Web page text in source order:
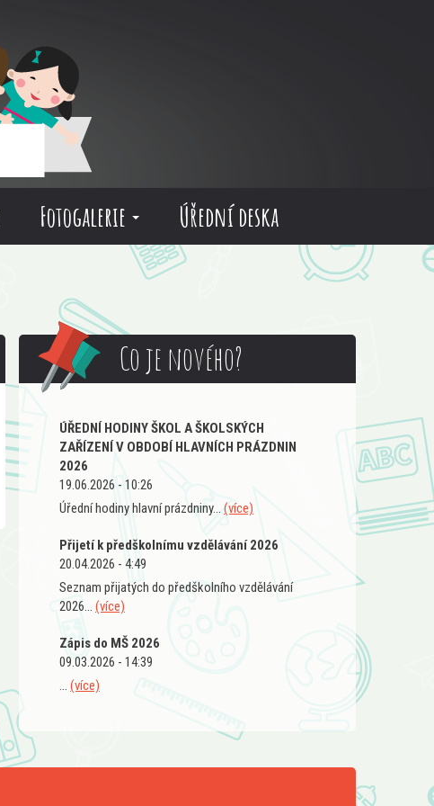
Fotogalerie Úřední deska
Co je nového?
ÚŘEDNÍ HODINY ŠKOL A ŠKOLSKÝCH
ZAŘÍZENÍ V OBDOBÍ HLAVNÍCH PRÁZDNIN
2026
19.06.2026 - 10:26
Úřední hodiny hlavní prázdniny... (více)
Přijetí k předškolnímu vzdělávání 2026
20.04.2026 - 4:49
Seznam přijatých do předškolního vzdělávání
2026... (více)
Zápis do MŠ 2026
09.03.2026 - 14:39
... (více)